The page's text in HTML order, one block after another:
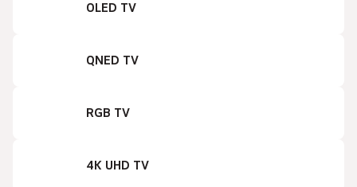
OLED TV
QNED TV
RGB TV
4K UHD TV